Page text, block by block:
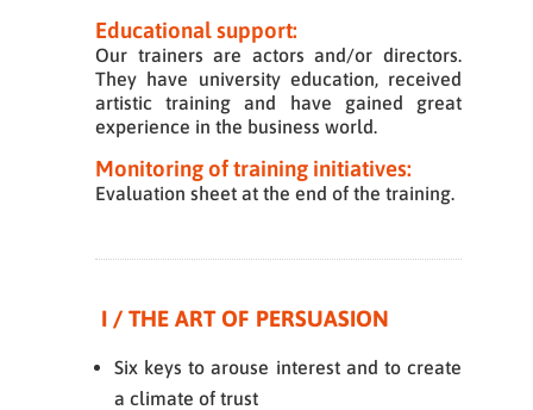
Educational support:
Our trainers are actors and/or directors.
They have university education, received
artistic training and have gained great
experience in the business world.
Monitoring of training initiatives:
Evaluation sheet at the end of the training.
I / THE ART OF PERSUASION
Six keys to arouse interest and to create
a climate of trust